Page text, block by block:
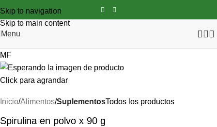
Skip to navigation
Skip to main content
Menu
MF
Click para agrandar
Inicio Alimentos SuplementosTodos los productos
Spirulina en polvo x 90 g